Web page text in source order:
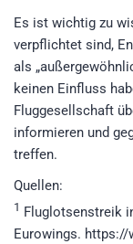
Es ist wichtig zu
verpflichtet sind,
als
keinen Einfluss
Fluggesellschaft
informieren und
treffen.
Quellen:
1 Fluglotsenstreik
Eurowings.